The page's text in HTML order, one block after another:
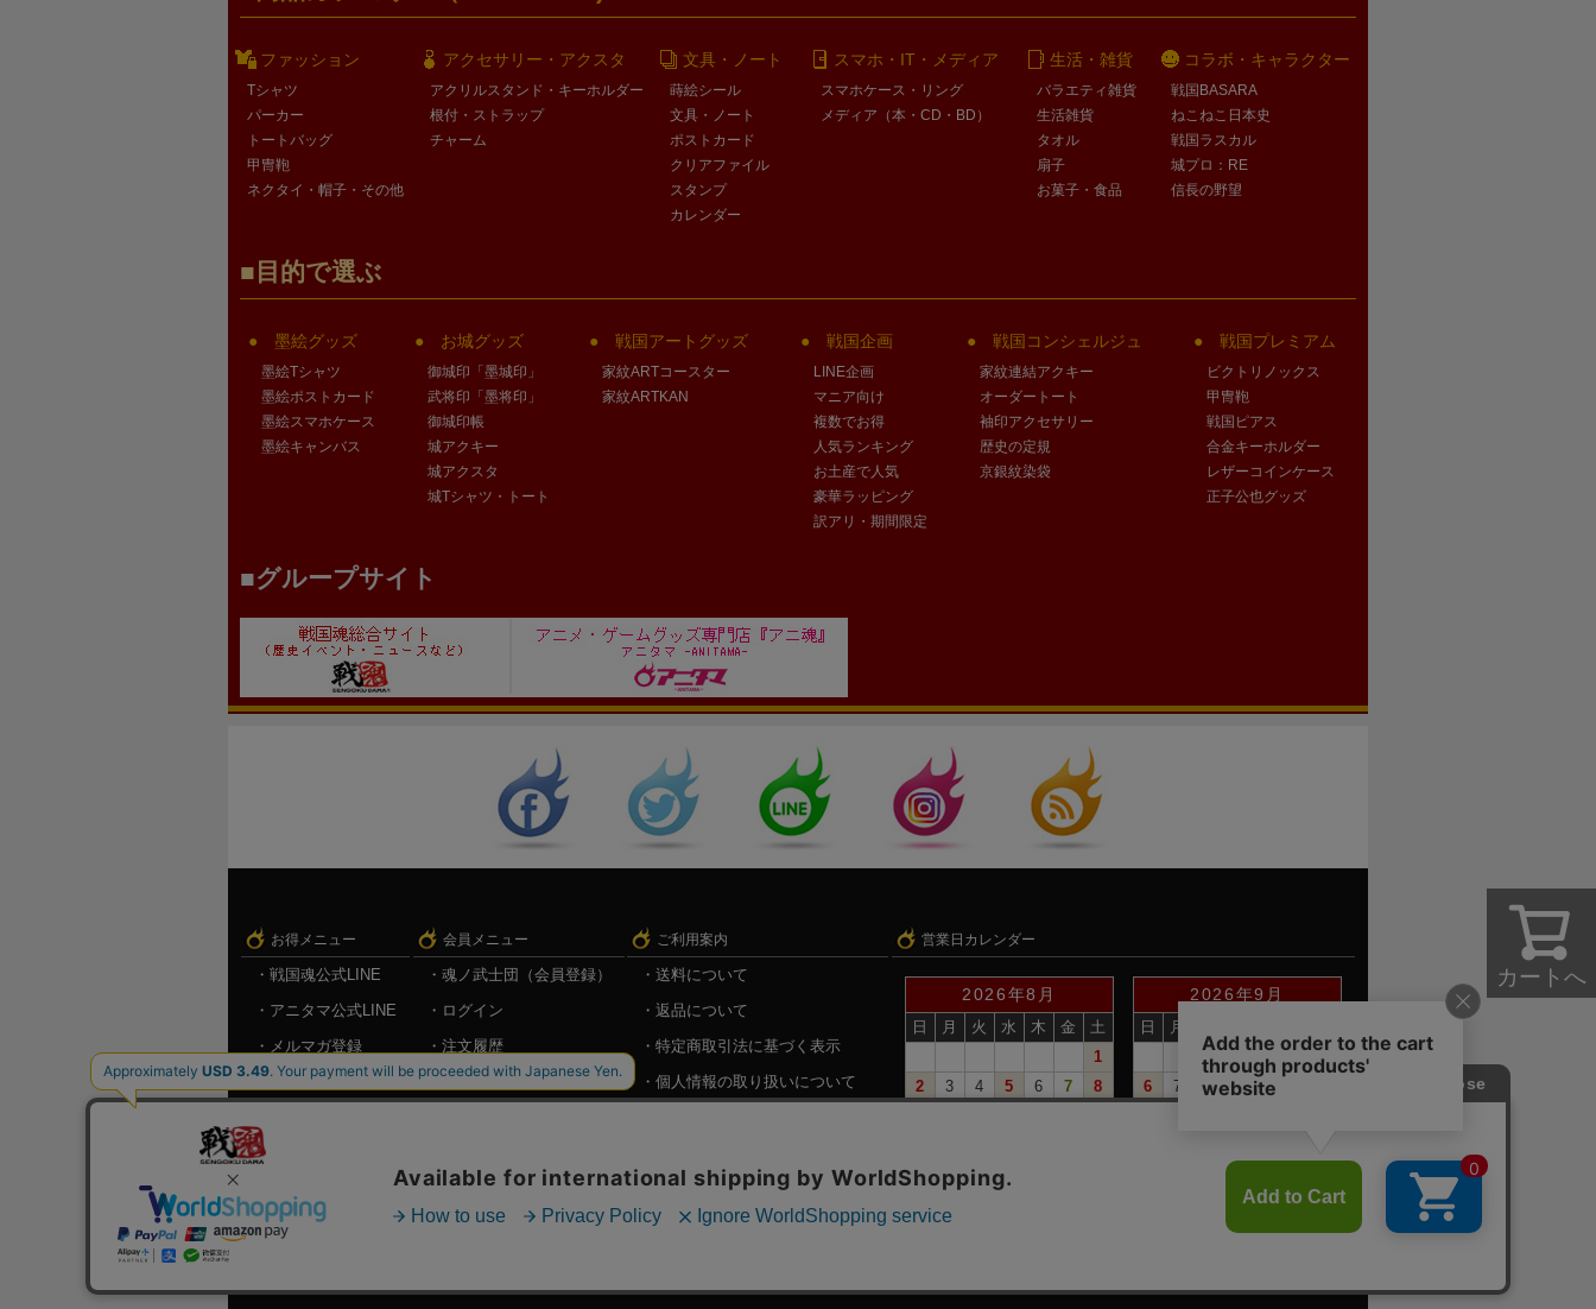
カートへ
ファッション
Tシャツ
パーカー
トートバッグ
甲冑鞄
ネクタイ・帽子・その他
アクセサリー・アクスタ
アクリルスタンド・キーホルダー
根付・ストラップ
チャーム
文具・ノート
蒔絵シール
文具・ノート
ポストカード
クリアファイル
スタンプ
カレンダー
スマホ・IT・メディア
スマホケース・リング
メディア（本・CD・BD）
生活・雑貨
バラエティ雑貨
生活雑貨
タオル
扇子
お菓子・食品
コラボ・キャラクター
戦国BASARA
ねこねこ日本史
戦国ラスカル
城プロ：RE
信長の野望
目的で選ぶ
墨絵グッズ
墨絵Tシャツ
墨絵ポストカード
墨絵スマホケース
墨絵キャンバス
お城グッズ
御城印「墨城印」
武将印「墨将印」
御城印帳
城アクキー
城アクスタ
城Tシャツ・トート
戦国アートグッズ
家紋ARTコースター
家紋ARTKAN
戦国企画
LINE企画
マニア向け
複数でお得
人気ランキング
お土産で人気
豪華ラッピング
訳アリ・期間限定
戦国コンシェルジュ
家紋連結アクキー
オーダートート
袖印アクセサリー
歴史の定規
京銀紋染袋
戦国プレミアム
ビクトリノックス
甲冑鞄
戦国ピアス
合金キーホルダー
レザーコインケース
正子公也グッズ
グループサイト
お得メニュー
戦国魂公式LINE
アニタマ公式LINE
メルマガ登録
キャンペーン情報
会員メニュー
魂ノ武士団（会員登録）
ログイン
注文履歴
お気に入り
ご利用案内
送料について
返品について
特定商取引法に基づく表示
個人情報の取り扱いについて
営業日カレンダー
2026年8月
日 月 火 水 木 金
土
1
2
3 4 5 6 7
8
23
24 25 26
2026年9月
日 月
1
3
5
6
7 8 9 10